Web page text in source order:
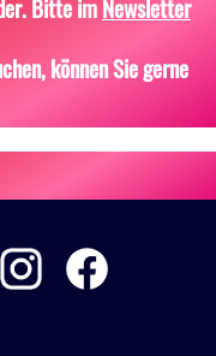
Bitte imNewsletter
können Sie gerne